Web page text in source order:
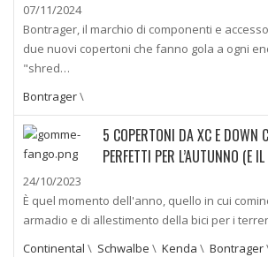
07/11/2024
Bontrager, il marchio di componenti e
due nuovi copertoni che fanno gola a ogni
"shred…
Bontrager\
5 COPERTONI DA XC E DOWN
PERFETTI PER L’AUTUNNO (E
24/10/2023
È quel momento dell'anno, quello in cui
armadio e di allestimento della bici per i
Continental \ Schwalbe \ Kenda \ Bontrager